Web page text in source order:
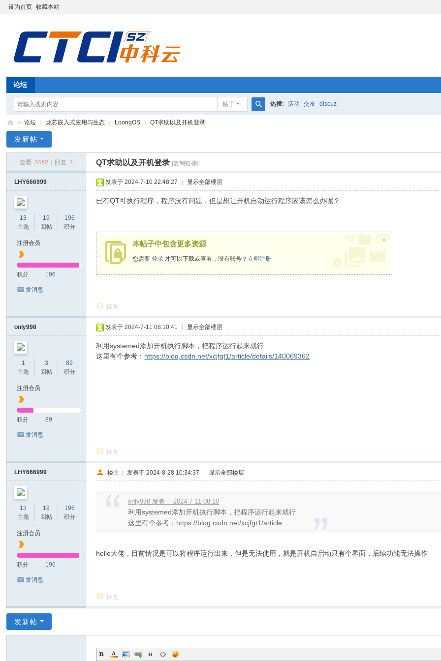
设为首页 收藏本站
论坛
帖子 热搜: 活动 交友 discuz
圳
科
信
» 论坛 › 龙芯嵌入式应用与生态 › LoongOS › QT求助以及开机登录
发新帖
查看: 3462 回复: 2 QT求助以及开机登录 [复制链接]
LHY666999
13
主题
19
回帖
196
积分
注册会员
积分 196
发消息
发表于 2024-7-10 22:48:27 显示全部楼层
已有QT可执行程序，程序没有问题，但是想让开机自动运行程序应该怎么办呢？
本帖子中包含更多资源
您需要登录 才可以下载或查看，没有账号？立即注册
×
回复
only998
1
主题
3
回帖
89
积分
注册会员
积分 89
发消息
发表于 2024-7-11 08:10:41 显示全部楼层
利用systemed添加开机执行脚本，把程序运行起来就行
这里有个参考： https://blog.csdn.net/xcjfgt1/article/details/140069362
回复
LHY666999
13
主题
19
回帖
196
积分
注册会员
积分 196
发消息
楼主 | 发表于 2024-8-28 10:34:37 | 显示全部楼层
only998 发表于 2024-7-11 08:10
利用systemed添加开机执行脚本，把程序运行起来就行
这里有个参考：https://blog.csdn.net/xcjfgt1/article ...
hello大佬，目前情况是可以将程序运行出来，但是无法使用，就是开机自启动只有个界面，后续功能无法操作
回复
发新帖